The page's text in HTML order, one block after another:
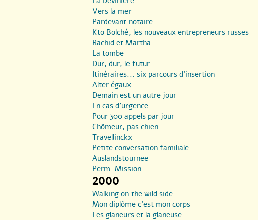
Vers la mer
Pardevant notaire
Kto Bolché, les nouveaux entrepreneurs russes
Rachid et Martha
La tombe
Dur, dur, le futur
Itinéraires... six parcours d’insertion
Alter égaux
Demain est un autre jour
En cas d’urgence
Pour 300 appels par jour
Chômeur, pas chien
Travellinckx
Petite conversation familiale
Auslandstournee
Perm-Mission
2000
Walking on the wild side
Mon diplôme c’est mon corps
Les glaneurs et la glaneuse